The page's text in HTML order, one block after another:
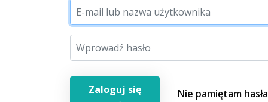
Zaloguj się Nie pamiętam hasła